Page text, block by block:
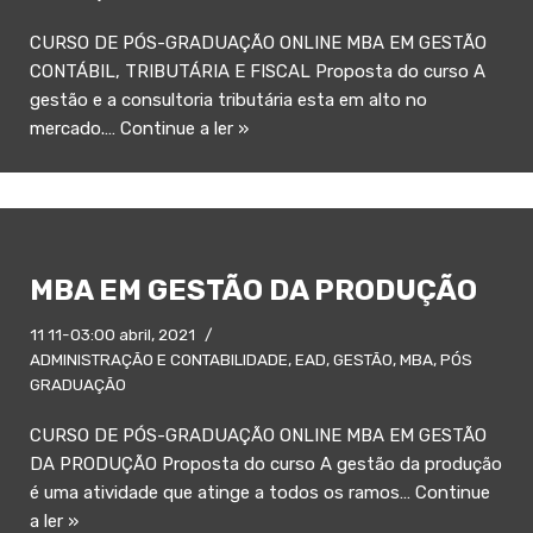
CURSO DE PÓS-GRADUAÇÃO ONLINE MBA EM GESTÃO
CONTÁBIL, TRIBUTÁRIA E FISCAL Proposta do curso A
gestão e a consultoria tributária esta em alto no
mercado.… Continue a ler »
MBA EM GESTÃO DA PRODUÇÃO
11 11-03:00 abril, 2021
ADMINISTRAÇÃO E CONTABILIDADE,EAD,GESTÃO,MBA,PÓS
GRADUAÇÃO
CURSO DE PÓS-GRADUAÇÃO ONLINE MBA EM GESTÃO
DA PRODUÇÃO Proposta do curso A gestão da produção
é uma atividade que atinge a todos os ramos… Continue
a ler »